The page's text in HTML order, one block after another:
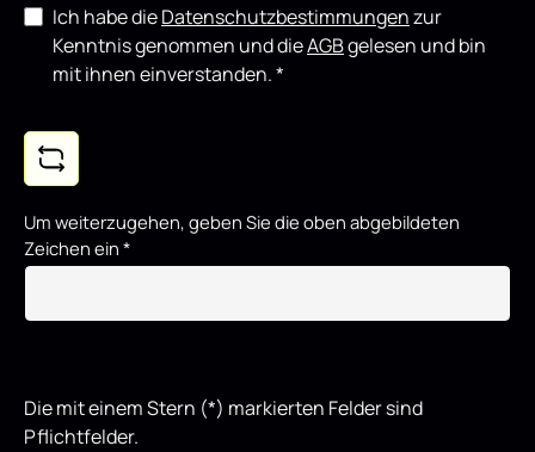
Ich habe dieDatenschutzbestimmungenzur
Kenntnis genommen und dieAGBgelesen und bin
mit ihnen einverstanden.*
Um weiterzugehen, geben Sie die oben abgebildeten
Zeichen ein *
Die mit einem Stern (*) markierten Felder sind
Pflichtfelder.